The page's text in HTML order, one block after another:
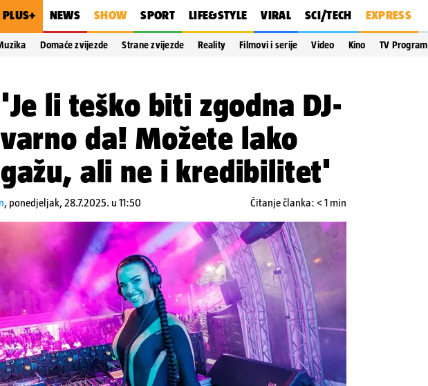
PLUS+ NEWS SHOW SPORT LIFE&STYLE VIRAL SCI/TECH EXPRESS
Domaće zvijezde Strane zvijezde Reality Filmovi i serije Video Kino TV Program
li teško biti zgodna DJ-
da! Možete lako
ali ne i kredibilitet'
, ponedjeljak, 28.7.2025. u 11:50 Čitanje članka: < 1 min